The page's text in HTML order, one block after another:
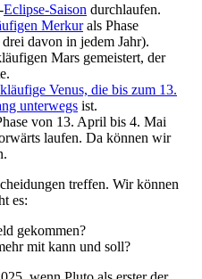
Eclipse-Saison durchlaufen.
Merkurals Phase
davon in jedem Jahr).
Mars gemeistert, der
Venus, die bis zum 13.
unterwegs ist.
von 13. April bis 4. Mai
laufen. Da können wir
treffen. Wir können
es:
gekommen?
mit kann und soll?